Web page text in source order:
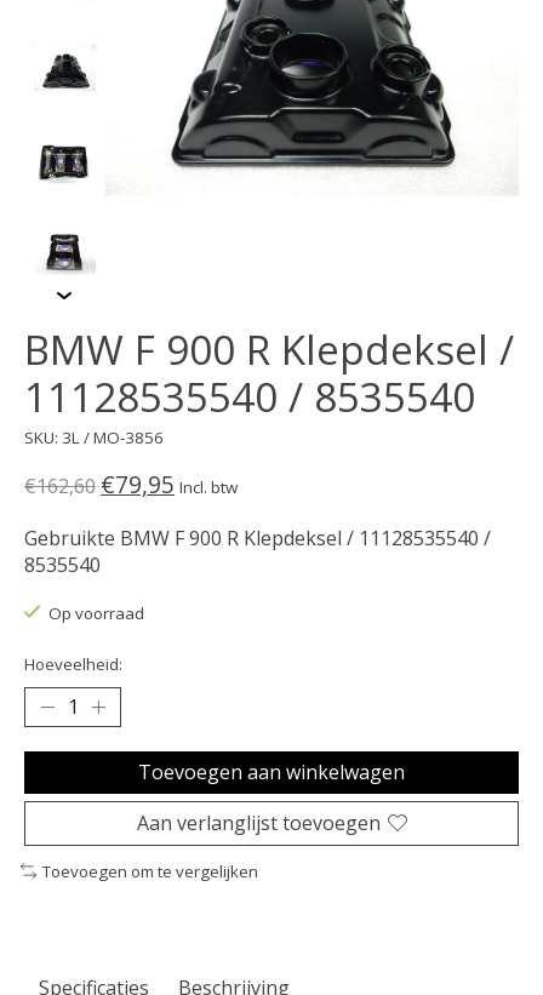
BMW F 900 R Klepdeksel /
11128535540 / 8535540
SKU: 3L / MO-3856
€162,60 €79,95 Incl. btw
Gebruikte BMW F 900 R Klepdeksel / 11128535540 /
8535540
Op voorraad
Hoeveelheid:
Toevoegen aan winkelwagen
Aan verlanglijst toevoegen
Toevoegen om te vergelijken
Specificaties Beschrijving